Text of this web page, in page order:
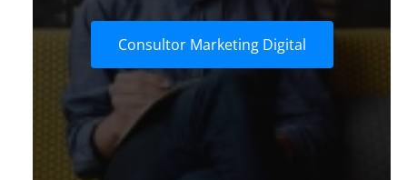
Consultor Marketing Digital